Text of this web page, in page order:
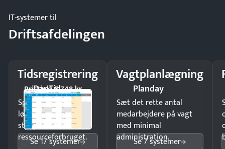
IT-systemer til
Driftsafdelingen
Tidsregistrering
DanTid
Pristjek: 5.748 kr
Spar tid på
lønberegning og få
styr på
ressourceforbruget.
Se 17 systemer
Vagtplanlægning
Planday
Sæt det rette antal
medarbejdere på vagt
med minimal
administration.
Se 7 systemer